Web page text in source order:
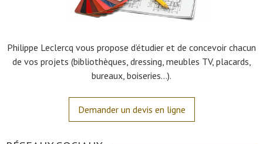
Philippe Leclercq vous propose d’étudier et de concevoir chacun
de vos projets (bibliothèques, dressing, meubles TV, placards,
bureaux, boiseries…).
Demander un devis en ligne